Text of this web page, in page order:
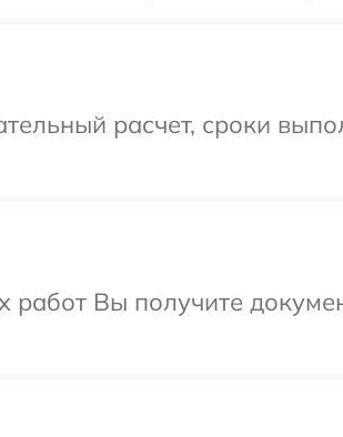
расчет, сроки
Вы получите